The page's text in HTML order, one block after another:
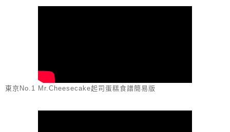
東京No.1 Mr.Cheesecake起司蛋糕食譜簡易版